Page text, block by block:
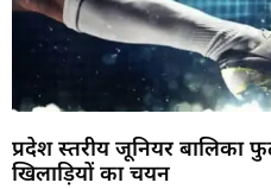
प्रदेश स्तरीय जूनियर बालिका
खिलाड़ियों का चयन